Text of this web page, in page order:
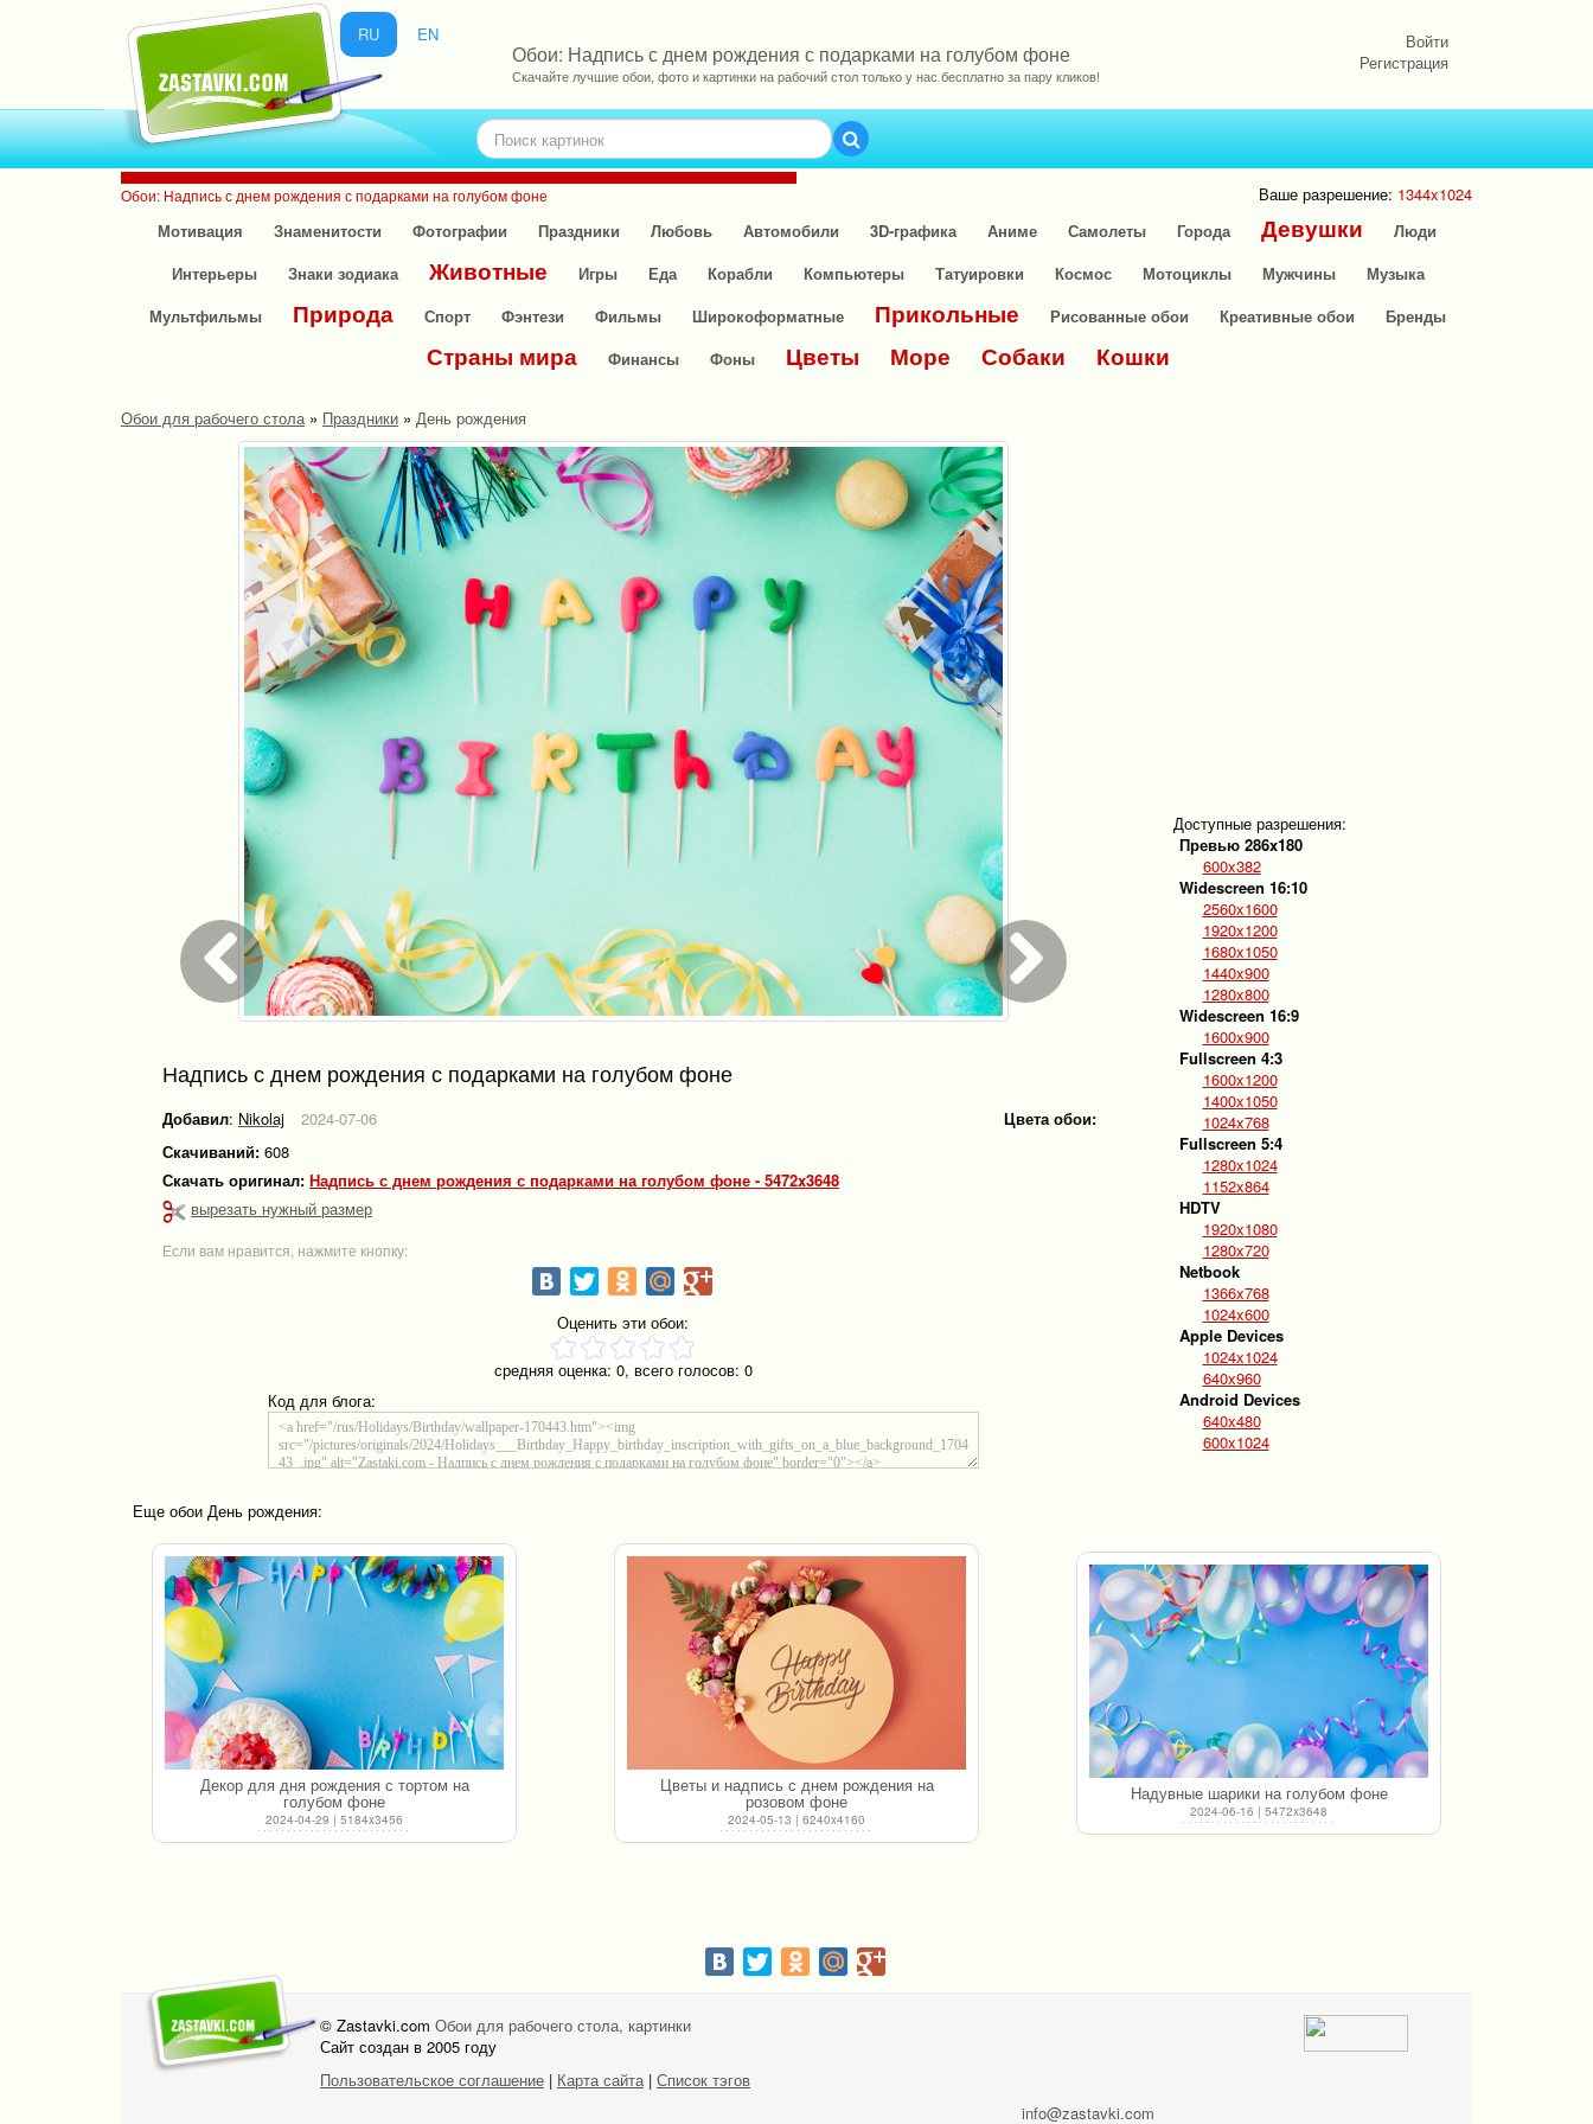
RU EN
Обои: Надпись с днем рождения с подарками на голубом фоне
Скачайте лучшие обои, фото и картинки на рабочий стол только у нас бесплатно за пару кликов!
Войти
Регистрация
Обои: Надпись с днем рождения с подарками на голубом фоне Ваше разрешение: 1344x1024
Мотивация
Знаменитости Фотографии Праздники Любовь Автомобили 3D-графика Аниме Самолеты Города Девушки
Люди
Интерьеры
Знаки зодиака Животные Игры Еда Корабли Компьютеры Татуировки Космос Мотоциклы Мужчины
Музыка
Мультфильмы
Природа Спорт Фэнтези Фильмы Широкоформатные Прикольные Рисованные обои Креативные обои Бренды
Страны мира Финансы Фоны Цветы Море Собаки Кошки
Обои для рабочего стола» Праздники » День рождения
Надпись с днем рождения с подарками на голубом фоне
Добавил: Nikolaj
2024-07-06
Скачиваний: 608
Скачать оригинал:
Надпись с днем рождения с подарками на голубом фоне - 5472x3648
вырезать нужный размер
Цвета обои:
Если вам нравится, нажмите кнопку:
Оценить эти обои:
средняя оценка: 0, всего голосов: 0
Код для блога:
Доступные разрешения:
Превью 286x180
600x382
Widescreen 16:10
2560x1600
1920x1200
1680x1050
1440x900
1280x800
Widescreen 16:9
1600x900
Fullscreen 4:3
1600x1200
1400x1050
1024x768
Fullscreen 5:4
1280x1024
1152x864
HDTV
1920x1080
1280x720
Netbook
1366x768
1024x600
Apple Devices
1024x1024
640x960
Android Devices
640x480
600x1024
Еще обои День рождения:
Декор для дня рождения с тортом на
голубом фоне
2024-04-29 | 5184x3456
Цветы и надпись с днем рождения на
розовом фоне
2024-05-13 | 6240x4160
Надувные шарики на голубом фоне
2024-06-16 | 5472x3648
© Zastavki.com Обои для рабочего стола, картинки
Сайт создан в 2005 году
Пользовательское соглашение | Карта сайта | Список тэгов
info@zastavki.com